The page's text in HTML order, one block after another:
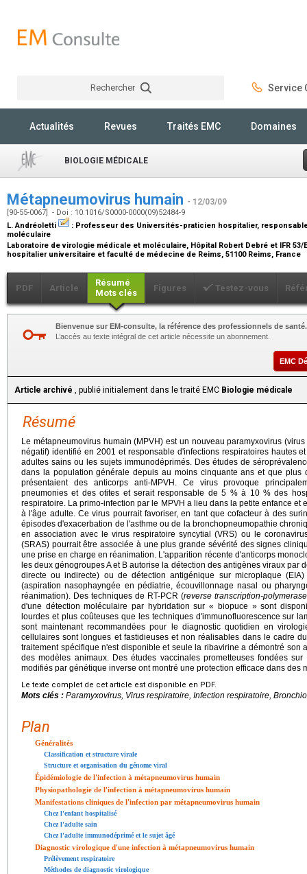
Rechercher Service
Actualités Revues Traités EMC Domaines
BIOLOGIE MÉDICALE
Métapneumovirus humain - 12/03/09
[90-55-0067] - Doi : 10.1016/S0000-0000(09)52484-9
L. Andréoletti
: Professeur des Universités-praticien hospitalier,
moléculaire
Laboratoire de virologie médicale et moléculaire, Hôpital Robert Debré et IFR 53/
hospitalier universitaire et faculté de médecine de Reims, 51100 Reims, France
PDF Article
Résumé
Mots clés
Figures Testez-vous
Bienvenue sur EM-consulte, la référence des professionnels de santé.
L’accès au texte intégral de cet article nécessite un abonnement.
EMC
Article archivé , publié initialement dans le traité EMC Biologie médicale
Résumé
Le métapneumovirus humain (MPVH) est un nouveau paramyxovirus
négatif) identifié en 2001 et responsable d'infections respiratoires hautes
adultes sains ou les sujets immunodéprimés. Des études de
dans la population générale depuis au moins cinquante ans et que
présentaient des anticorps anti-MPVH. Ce virus provoque
pneumonies et des otites et serait responsable de 5 % à 10 % des
respiratoire. La primo-infection par le MPVH a lieu dans la petite enfance et
à l'âge adulte. Ce virus pourrait favoriser, en tant que cofacteur à des
épisodes d'exacerbation de l'asthme ou de la bronchopneumopathie
en association avec le virus respiratoire syncytial (VRS) ou le
(SRAS) pourrait être associée à une plus grande sévérité des signes
une prise en charge en réanimation. L'apparition récente d'anticorps
les deux génogroupes A et B autorise la détection des antigènes viraux par
directe ou indirecte) ou de détection antigénique sur microplaque
(aspiration nasophayngée en pédiatrie, écouvillonnage nasal ou
réanimation). Des techniques de RT-PCR (reverse transcription-
d'une détection moléculaire par hybridation sur « biopuce » sont
lourdes et plus coûteuses que les techniques d'immunofluorescence sur
sont maintenant recommandées pour le diagnostic quotidien en
cellulaires sont longues et fastidieuses et non réalisables dans le cadre
traitement spécifique n'est disponible et seule la ribavirine a démontré son
des modèles animaux. Des études vaccinales prometteuses fondées
modifiés par génétique inverse ont montré une protection efficace dans des
Le texte complet de cet article est disponible en PDF.
Mots clés : Paramyxovirus, Virus respiratoire, Infection respiratoire,
Plan
Généralités
Classification et structure virale
Structure et organisation du génome viral
Épidémiologie de l'infection à métapneumovirus humain
Physiopathologie de l'infection à métapneumovirus humain
Manifestations cliniques de l'infection par métapneumovirus humain
Chez l'enfant hospitalisé
Chez l'adulte sain
Chez l'adulte immunodéprimé et le sujet âgé
Diagnostic virologique d'une infection à métapneumovirus humain
Prélèvement respiratoire
Méthodes de diagnostic virologique